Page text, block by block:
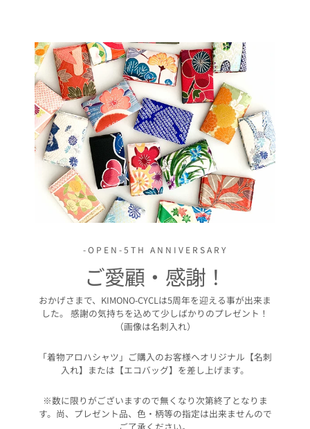
-OPEN-5TH ANNIVERSARY
ご愛顧・感謝！
おかげさまで、KIMONO-CYCLは5周年を迎える事が出来ま
した。 感謝の気持ちを込めて少しばかりのプレゼント！
（画像は名刺入れ）
「着物アロハシャツ」ご購入のお客様へオリジナル【名刺
入れ】または【エコバッグ】を差し上げます。
※数に限りがございますので無くなり次第終了となりま
す。尚、プレゼント品、色・柄等の指定は出来ませんので